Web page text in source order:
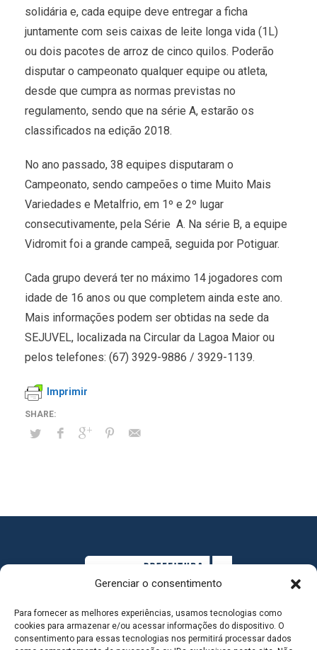
Gerenciar o consentimento
Para fornecer as melhores experiências, usamos tecnologias como
cookies para armazenar e/ou acessar informações do dispositivo. O
consentimento para essas tecnologias nos permitirá processar dados
solidária e, cada equipe deve entregar a ficha
juntamente com seis caixas de leite longa vida (1L)
ou dois pacotes de arroz de cinco quilos. Poderão
disputar o campeonato qualquer equipe ou atleta,
desde que cumpra as normas previstas no
regulamento, sendo que na série A, estarão os
classificados na edição 2018.
No ano passado, 38 equipes disputaram o
Campeonato, sendo campeões o time Muito Mais
Variedades e Metalfrio, em 1º e 2º lugar
consecutivamente, pela Série A. Na série B, a equipe
Vidromit foi a grande campeã, seguida por Potiguar.
Cada grupo deverá ter no máximo 14 jogadores com
idade de 16 anos ou que completem ainda este ano.
Mais informações podem ser obtidas na sede da
SEJUVEL, localizada na Circular da Lagoa Maior ou
pelos telefones: (67) 3929-9886 / 3929-1139.
Imprimir